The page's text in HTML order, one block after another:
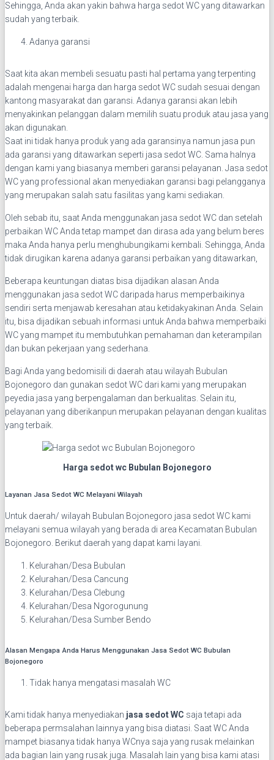
Sehingga, Anda akan yakin bahwa harga sedot WC yang ditawarkan
sudah yang terbaik.
Adanya garansi
Saat kita akan membeli sesuatu pasti hal pertama yang terpenting
adalah mengenai harga dan harga sedot WC sudah sesuai dengan
kantong masyarakat dan garansi. Adanya garansi akan lebih
menyakinkan pelanggan dalam memilih suatu produk atau jasa yang
akan digunakan.
Saat ini tidak hanya produk yang ada garansinya namun jasa pun
ada garansi yang ditawarkan seperti jasa sedot WC. Sama halnya
dengan kami yang biasanya memberi garansi pelayanan. Jasa sedot
WC yang professional akan menyediakan garansi bagi pelangganya
yang merupakan salah satu fasilitas yang kami sediakan.
Oleh sebab itu, saat Anda menggunakan jasa sedot WC dan setelah
perbaikan WC Anda tetap mampet dan dirasa ada yang belum beres
maka Anda hanya perlu menghubungikami kembali. Sehingga, Anda
tidak dirugikan karena adanya garansi perbaikan yang ditawarkan,
Beberapa keuntungan diatas bisa dijadikan alasan Anda
menggunakan jasa sedot WC daripada harus memperbaikinya
sendiri serta menjawab keresahan atau ketidakyakinan Anda. Selain
itu, bisa dijadikan sebuah informasi untuk Anda bahwa memperbaiki
WC yang mampet itu membutuhkan pemahaman dan keterampilan
dan bukan pekerjaan yang sederhana.
Bagi Anda yang bedomisili di daerah atau wilayah Bubulan
Bojonegoro dan gunakan sedot WC dari kami yang merupakan
peyedia jasa yang berpengalaman dan berkualitas. Selain itu,
pelayanan yang diberikanpun merupakan pelayanan dengan kualitas
yang terbaik.
Harga sedot wc Bubulan Bojonegoro
Layanan Jasa Sedot WC Melayani Wilayah
Untuk daerah/ wilayah Bubulan Bojonegoro jasa sedot WC kami
melayani semua wilayah yang berada di area Kecamatan Bubulan
Bojonegoro. Berikut daerah yang dapat kami layani.
Kelurahan/Desa Bubulan
Kelurahan/Desa Cancung
Kelurahan/Desa Clebung
Kelurahan/Desa Ngorogunung
Kelurahan/Desa Sumber Bendo
Alasan Mengapa Anda Harus Menggunakan Jasa Sedot WC Bubulan
Bojonegoro
Tidak hanya mengatasi masalah WC
Kami tidak hanya menyediakan jasa sedot WC saja tetapi ada
beberapa permsalahan lainnya yang bisa diatasi. Saat WC Anda
mampet biasanya tidak hanya WCnya saja yang rusak melainkan
ada bagian lain yang rusak juga. Masalah lain yang bisa kami atasi